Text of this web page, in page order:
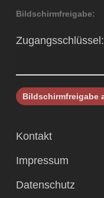
Bildschirmfreigabe:
Zugangsschlüssel:
Kontakt
Impressum
Datenschutz